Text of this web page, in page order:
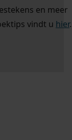
en meer
vindt u hier.